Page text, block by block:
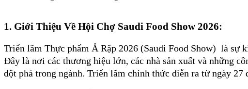
1. Giới Thiệu Về Hội Chợ Saudi Food Show 2026:
Triển lãm Thực phẩm Ả Rập 2026 (Saudi Food Show) là sự
Đây là nơi các thương hiệu lớn, các nhà sản xuất và những
đột phá trong ngành. Triển lãm chính thức diễn ra từ ngày